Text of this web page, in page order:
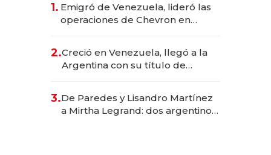
1. Emigró de Venezuela, lideró las
operaciones de Chevron en
2.Creció en Venezuela, llegó a la
Argentina con su título de
las marcas "fast premium"
3.De Paredes y Lisandro Martínez
a Mirtha Legrand: dos argentinos